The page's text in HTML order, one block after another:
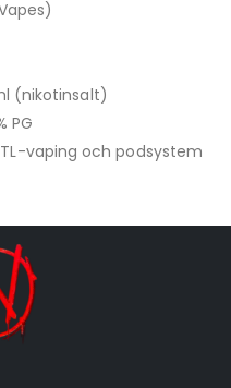
(nikotinsalt)
PG
vaping och podsystem